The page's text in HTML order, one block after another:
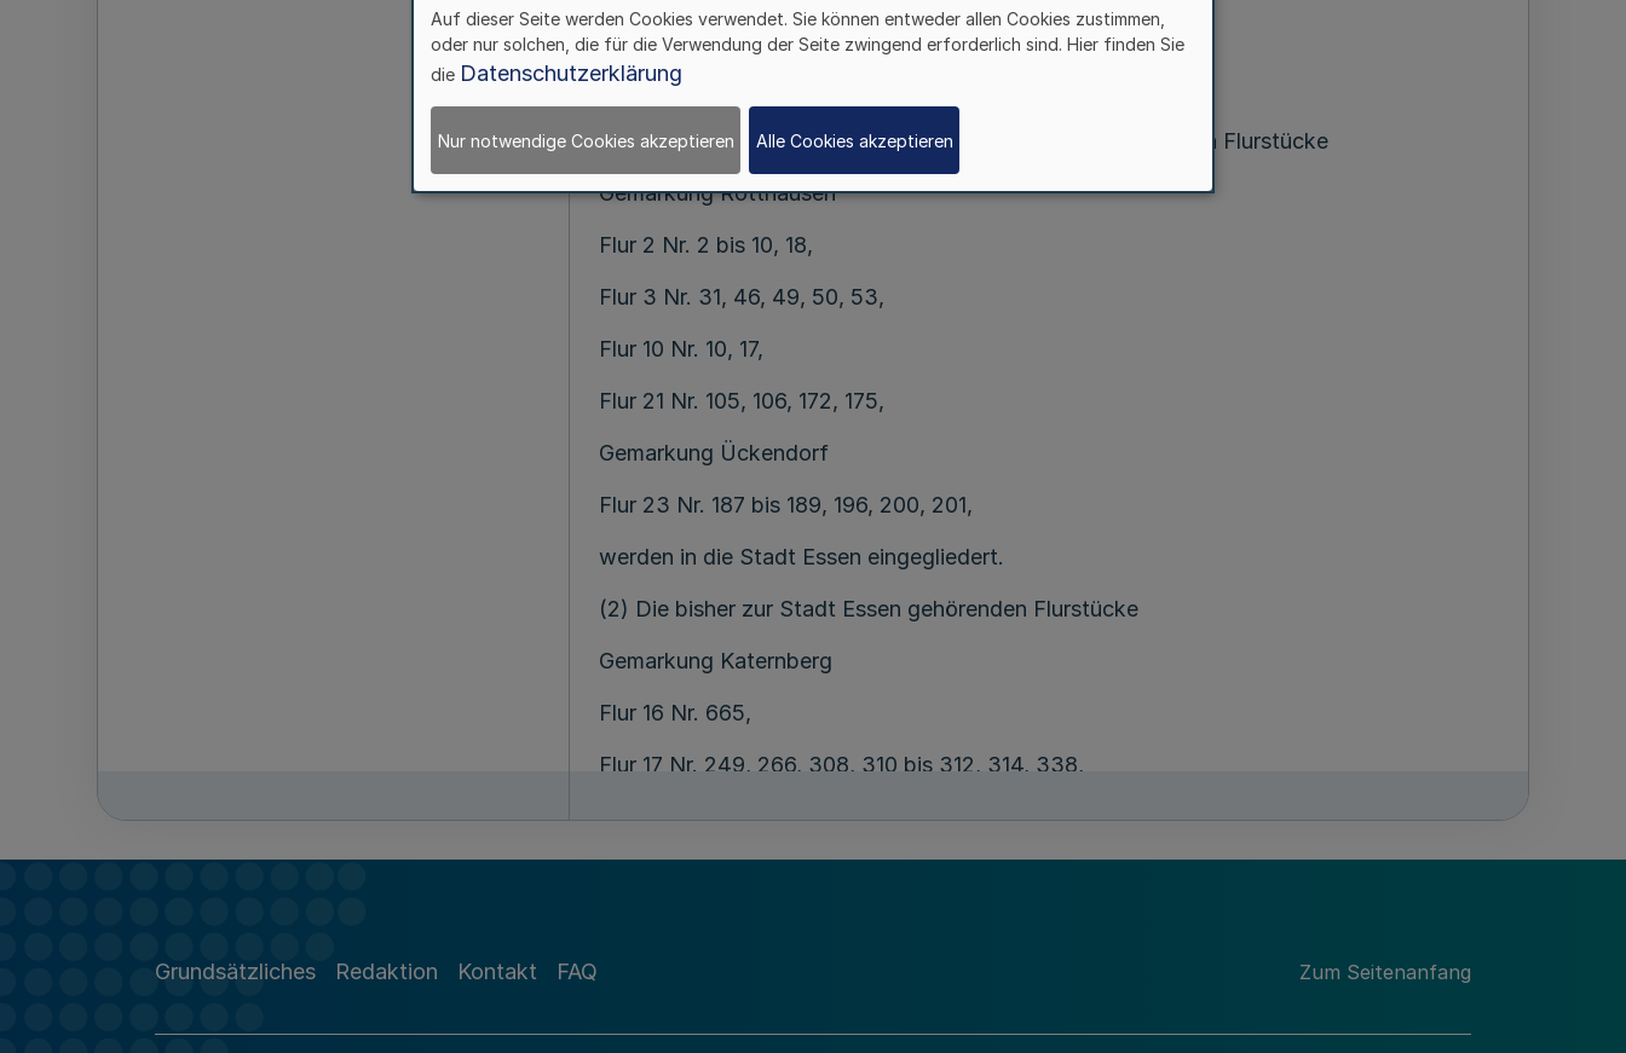
§ 1
(1) Die folgenden, bisher zur Stadt Gelsenkirchen gehörenden Flurstücke
Gemarkung Rotthausen
Flur 2 Nr. 2 bis 10, 18,
Flur 3 Nr. 31, 46, 49, 50, 53,
Flur 10 Nr. 10, 17,
Flur 21 Nr. 105, 106, 172, 175,
Gemarkung Ückendorf
Flur 23 Nr. 187 bis 189, 196, 200, 201,
werden in die Stadt Essen eingegliedert.
(2) Die bisher zur Stadt Essen gehörenden Flurstücke
Gemarkung Katernberg
Flur 16 Nr. 665,
Flur 17 Nr. 249, 266, 308, 310 bis 312, 314, 338,
Flur 18 Nr. 710, 727,
Grundsätzliches Redaktion Kontakt FAQ Zum Seitenanfang
Auf dieser Seite werden Cookies verwendet. Sie können entweder allen Cookies zustimmen,
oder nur solchen, die für die Verwendung der Seite zwingend erforderlich sind. Hier finden Sie
die Datenschutzerklärung
Nur notwendige Cookies akzeptieren Alle Cookies akzeptieren